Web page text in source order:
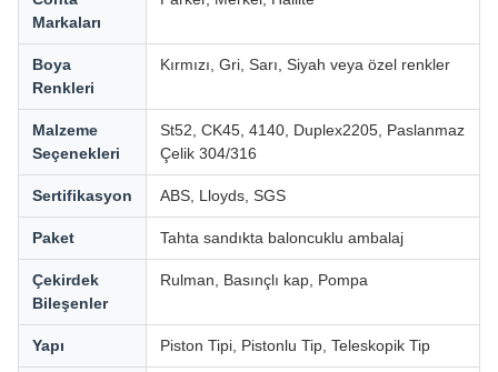
Markaları
Boya
Renkleri
Kırmızı, Gri, Sarı, Siyah veya özel renkler
Malzeme
Seçenekleri
St52, CK45, 4140, Duplex2205, Paslanmaz
Çelik 304/316
Sertifikasyon ABS, Lloyds, SGS
Paket Tahta sandıkta baloncuklu ambalaj
Çekirdek
Bileşenler
Rulman, Basınçlı kap, Pompa
Yapı Piston Tipi, Pistonlu Tip, Teleskopik Tip